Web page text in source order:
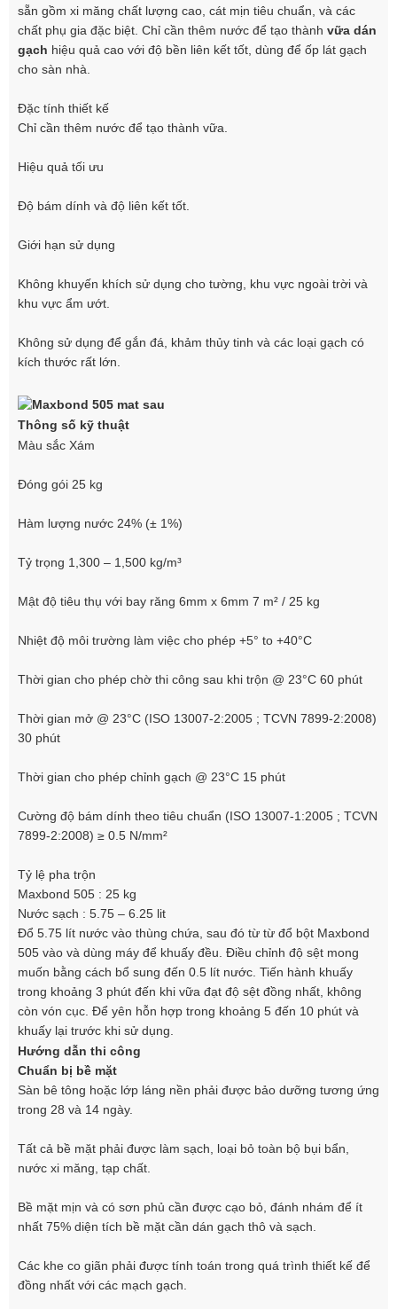
sẵn gồm xi măng chất lượng cao, cát mịn tiêu chuẩn, và các
chất phụ gia đặc biệt. Chỉ cần thêm nước để tạo thành vữa dán
gạch hiệu quả cao với độ bền liên kết tốt, dùng để ốp lát gạch
cho sàn nhà.
Đặc tính thiết kế
Chỉ cần thêm nước để tạo thành vữa.
Hiệu quả tối ưu
Độ bám dính và độ liên kết tốt.
Giới hạn sử dụng
Không khuyến khích sử dụng cho tường, khu vực ngoài trời và
khu vực ẩm ướt.
Không sử dụng để gắn đá, khảm thủy tinh và các loại gạch có
kích thước rất lớn.
Thông số kỹ thuật
Màu sắc Xám
Đóng gói 25 kg
Hàm lượng nước 24% (± 1%)
Tỷ trọng 1,300 – 1,500 kg/m³
Mật độ tiêu thụ với bay răng 6mm x 6mm 7 m² / 25 kg
Nhiệt độ môi trường làm việc cho phép +5° to +40°C
Thời gian cho phép chờ thi công sau khi trộn @ 23°C 60 phút
Thời gian mở @ 23°C (ISO 13007-2:2005 ; TCVN 7899-2:2008)
30 phút
Thời gian cho phép chỉnh gạch @ 23°C 15 phút
Cường độ bám dính theo tiêu chuẩn (ISO 13007-1:2005 ; TCVN
7899-2:2008) ≥ 0.5 N/mm²
Tỷ lệ pha trộn
Maxbond 505 : 25 kg
Nước sạch : 5.75 – 6.25 lit
Đổ 5.75 lít nước vào thùng chứa, sau đó từ từ đổ bột Maxbond
505 vào và dùng máy để khuấy đều. Điều chỉnh độ sệt mong
muốn bằng cách bổ sung đến 0.5 lít nước. Tiến hành khuấy
trong khoảng 3 phút đến khi vữa đạt độ sệt đồng nhất, không
còn vón cục. Để yên hỗn hợp trong khoảng 5 đến 10 phút và
khuấy lại trước khi sử dụng.
Hướng dẫn thi công
Chuẩn bị bề mặt
Sàn bê tông hoặc lớp láng nền phải được bảo dưỡng tương ứng
trong 28 và 14 ngày.
Tất cả bề mặt phải được làm sạch, loại bỏ toàn bộ bụi bẩn,
nước xi măng, tạp chất.
Bề mặt mịn và có sơn phủ cần được cạo bỏ, đánh nhám để ít
nhất 75% diện tích bề mặt cần dán gạch thô và sạch.
Các khe co giãn phải được tính toán trong quá trình thiết kế để
đồng nhất với các mạch gạch.